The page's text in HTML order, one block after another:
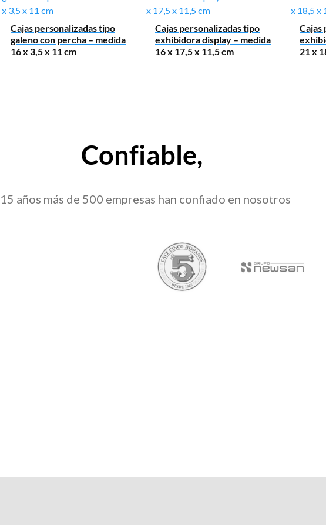
Cajas personalizadas tipo
galeno con percha – medida
16 x 3,5 x 11 cm
Cajas personalizadas tipo
exhibidora display – medida
16 x 17,5 x 11,5 cm
Cajas
21 x
Confiable,
años más de 500 empresas han confiado en nosotros